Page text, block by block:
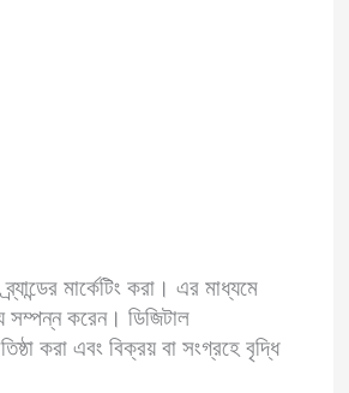
মার্কেটিং করা। এর মাধ্যমে
সম্পন্ন করেন। ডিজিটাল
করা এবং বিক্রয় বা সংগ্রহে বৃদ্ধি